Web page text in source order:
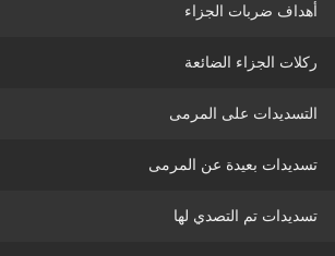
أهداف ضربات الجزاء
ركلات الجزاء الضائعة
التسديدات على المرمى
تسديدات بعيدة عن المرمى
تسديدات تم التصدي لها